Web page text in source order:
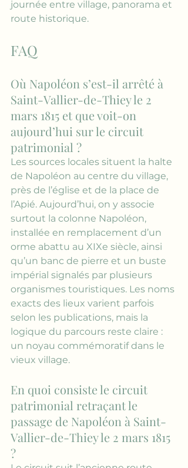
journée entre village, panorama et
route historique.
FAQ
Où Napoléon s’est-il arrêté à
Saint-Vallier-de-Thiey le 2
mars 1815 et que voit-on
aujourd’hui sur le circuit
patrimonial ?
Les sources locales situent la halte
de Napoléon au centre du village,
près de l’église et de la place de
l’Apié. Aujourd’hui, on y associe
surtout la colonne Napoléon,
installée en remplacement d’un
orme abattu au XIXe siècle, ainsi
qu’un banc de pierre et un buste
impérial signalés par plusieurs
organismes touristiques. Les noms
exacts des lieux varient parfois
selon les publications, mais la
logique du parcours reste claire :
un noyau commémoratif dans le
vieux village.
En quoi consiste le circuit
patrimonial retraçant le
passage de Napoléon à Saint-
Vallier-de-Thiey le 2 mars 1815
?